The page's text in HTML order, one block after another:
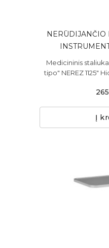
NERŪDIJANČIO
Medicininis
tipo" NEREZ 1125"
Į